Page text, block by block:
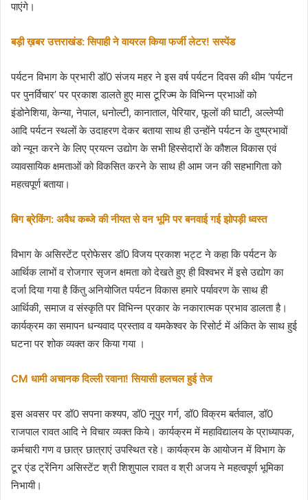
पाएंगे।
बड़ी ख़बर उत्तराखंड: सिपाही ने वायरल किया फर्जी लेटर! सस्पेंड
पर्यटन विभाग के प्रभारी डॉ0 संजय महर ने इस वर्ष पर्यटन दिवस की थीम ‘पर्यटन
पर पुनर्विचार’ पर प्रकाश डालते हुए मास टूरिज्म के विभिन्न प्रभाओं को
इंडोनेशिया, केन्या, नेपाल, धनोल्टी, कानाताल, पेरियार, फूलों की घाटी, अल्लेप्पी
आदि पर्यटन स्थलों के उदाहरण देकर बताया साथ ही उन्होंने पर्यटन के दुष्प्रभावों
को न्यून करने के लिए प्रयत्न उद्योग के सभी हिस्सेदारों के कौशल विकास एवं
व्यावसायिक क्षमताओं को विकसित करने के साथ ही आम जन की सहभागिता को
महत्वपूर्ण बताया।
बिग ब्रेकिंग: अवैध कब्जे की नीयत से वन भूमि पर बनवाई गई झोपड़ी ध्वस्त
विभाग के असिस्टेंट प्रोफेसर डॉ0 विजय प्रकाश भट्ट ने कहा कि पर्यटन के
आर्थिक लाभों व रोजगार सृजन क्षमता को देखते हुए ही विश्वभर में इसे उद्योग का
दर्जा दिया गया है किंतु अनियोजित पर्यटन विकास हमारे पर्यावरण के साथ ही
आर्थिकी, समाज व संस्कृति पर विभिन्न प्रकार के नकारात्मक प्रभाव डालता है।
कार्यक्रम का समापन धन्यवाद प्रस्ताव व यमकेश्वर के रिसोर्ट में अंकित के साथ हुई
घटना पर शोक व्यक्त कर किया गया ।
CM धामी अचानक दिल्ली रवाना! सियासी हलचल हुई तेज
इस अवसर पर डॉ0 सपना कश्यप, डॉ0 नूपुर गर्ग, डॉ0 विक्रम बर्तवाल, डॉ0
राजपाल रावत आदि ने विचार व्यक्त किये। कार्यक्रम में महाविद्यालय के प्राध्यापक,
कर्मचारी गण व छात्र छात्राएं उपस्थित रहे। कार्यक्रम के आयोजन में विभाग के
टूर एंड ट्रेंनिग असिस्टेंट श्री शिशुपाल रावत व श्री अजय ने महत्वपूर्ण भूमिका
निभायी।